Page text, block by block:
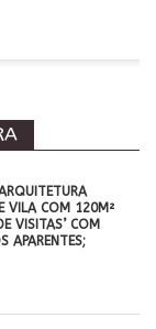
VILA COM 120M²
VISITAS’ COM
APARENTES;